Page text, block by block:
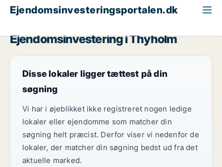
Ejendomsinvesteringsportalen.dk
Ejendomsinvestering i Thyholm
Disse lokaler ligger tættest på din
søgning
Vi har i øjeblikket ikke registreret nogen ledige
lokaler eller ejendomme som matcher din
søgning helt præcist. Derfor viser vi nedenfor de
lokaler, der matcher din søgning bedst ud fra det
aktuelle marked.